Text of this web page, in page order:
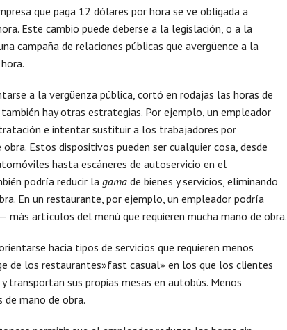
que paga 12 dólares por hora se ve obligada a
Este cambio puede deberse a la legislación, o a la
campaña de relaciones públicas que avergüence a la
a la vergüenza pública, cortó en rodajas las horas de
hay otras estrategias. Por ejemplo, un empleador
e intentar sustituir a los trabajadores por
Estos dispositivos pueden ser cualquier cosa, desde
hasta escáneres de autoservicio en el
podría reducir la gama de bienes y servicios, eliminando
En un restaurante, por ejemplo, un empleador podría
más artículos del menú que requieren mucha mano de obra.
hacia tipos de servicios que requieren menos
de los restaurantes»fast casual» en los que los clientes
transportan sus propias mesas en autobús. Menos
mano de obra.